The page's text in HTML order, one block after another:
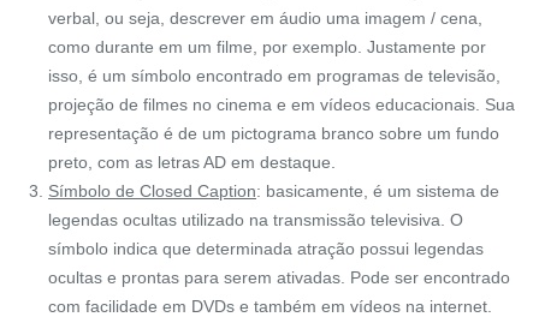
verbal, ou seja, descrever em áudio uma imagem / cena,
como durante em um filme, por exemplo. Justamente por
isso, é um símbolo encontrado em programas de televisão,
projeção de filmes no cinema e em vídeos educacionais. Sua
representação é de um pictograma branco sobre um fundo
preto, com as letras AD em destaque.
Símbolo de Closed Caption: basicamente, é um sistema de
legendas ocultas utilizado na transmissão televisiva. O
símbolo indica que determinada atração possui legendas
ocultas e prontas para serem ativadas. Pode ser encontrado
com facilidade em DVDs e também em vídeos na internet.